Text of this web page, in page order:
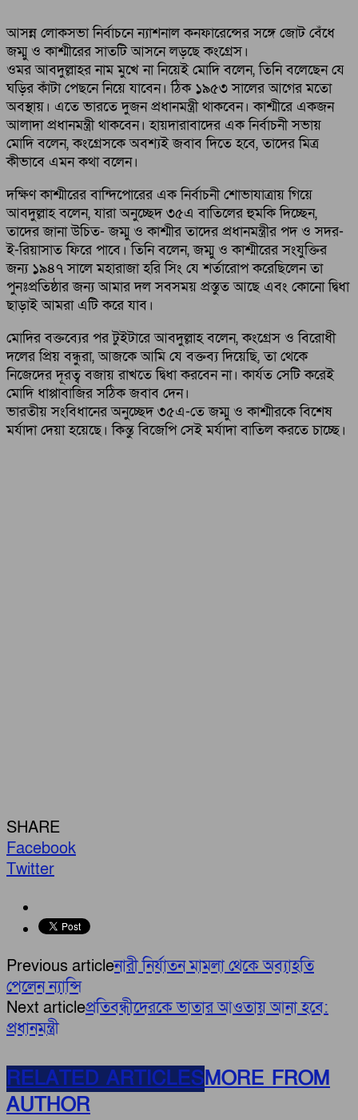
আসন্ন লোকসভা নির্বাচনে ন্যাশনাল কনফারেন্সের সঙ্গে জোট বেঁধে
জম্মু ও কাশ্মীরের সাতটি আসনে লড়ছে কংগ্রেস।
ওমর আবদুল্লাহর নাম মুখে না নিয়েই মোদি বলেন, তিনি বলেছেন যে
ঘড়ির কাঁটা পেছনে নিয়ে যাবেন। ঠিক ১৯৫৩ সালের আগের মতো
অবস্থায়। এতে ভারতে দুজন প্রধানমন্ত্রী থাকবেন। কাশ্মীরে একজন
আলাদা প্রধানমন্ত্রী থাকবেন। হায়দারাবাদের এক নির্বাচনী সভায়
মোদি বলেন, কংগ্রেসকে অবশ্যই জবাব দিতে হবে, তাদের মিত্র
কীভাবে এমন কথা বলেন।
দক্ষিণ কাশ্মীরের বান্দিপোরের এক নির্বাচনী শোভাযাত্রায় গিয়ে
আবদুল্লাহ বলেন, যারা অনুচ্ছেদ ৩৫এ বাতিলের হুমকি দিচ্ছেন,
তাদের জানা উচিত- জম্মু ও কাশ্মীর তাদের প্রধানমন্ত্রীর পদ ও সদর-
ই-রিয়াসাত ফিরে পাবে। তিনি বলেন, জম্মু ও কাশ্মীরের সংযুক্তির
জন্য ১৯৪৭ সালে মহারাজা হরি সিং যে শর্তারোপ করেছিলেন তা
পুনঃপ্রতিষ্ঠার জন্য আমার দল সবসময় প্রস্তুত আছে এবং কোনো দ্বিধা
ছাড়াই আমরা এটি করে যাব।
মোদির বক্তব্যের পর টুইটারে আবদুল্লাহ বলেন, কংগ্রেস ও বিরোধী
দলের প্রিয় বন্ধুরা, আজকে আমি যে বক্তব্য দিয়েছি, তা থেকে
নিজেদের দূরত্ব বজায় রাখতে দ্বিধা করবেন না। কার্যত সেটি করেই
মোদি ধাপ্পাবাজির সঠিক জবাব দেন।
ভারতীয় সংবিধানের অনুচ্ছেদ ৩৫এ-তে জম্মু ও কাশ্মীরকে বিশেষ
মর্যাদা দেয়া হয়েছে। কিন্তু বিজেপি সেই মর্যাদা বাতিল করতে চাচ্ছে।
SHARE
Facebook
Twitter
Previous articleনারী নির্যাতন মামলা থেকে অব্যাহতি
পেলেন ন্যান্সি
Next articleপ্রতিবন্ধীদেরকে ভাতার আওতায় আনা হবে:
প্রধানমন্ত্রী
RELATED ARTICLESMORE FROM
AUTHOR